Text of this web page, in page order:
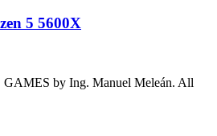
5 5600X
by Ing. Manuel Meleán. All